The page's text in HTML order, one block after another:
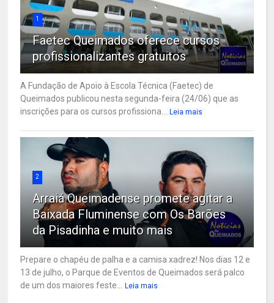
1
Faetec Queimados oferece cursos
profissionalizantes gratuitos
A Fundação de Apoio à Escola Técnica (Faetec) de
Queimados publicou nesta segunda-feira (24/06) que as
inscrições para os cursos profissiona...
Leia mais
2
Arraiá Queimadense promete agitar a
Baixada Fluminense com Os Barões
da Pisadinha e muito mais
Prepare o chapéu de palha e a camisa xadrez! Nos dias 12 e
13 de julho, o Parque de Eventos de Queimados será palco
de um dos maiores feste...
Leia mais